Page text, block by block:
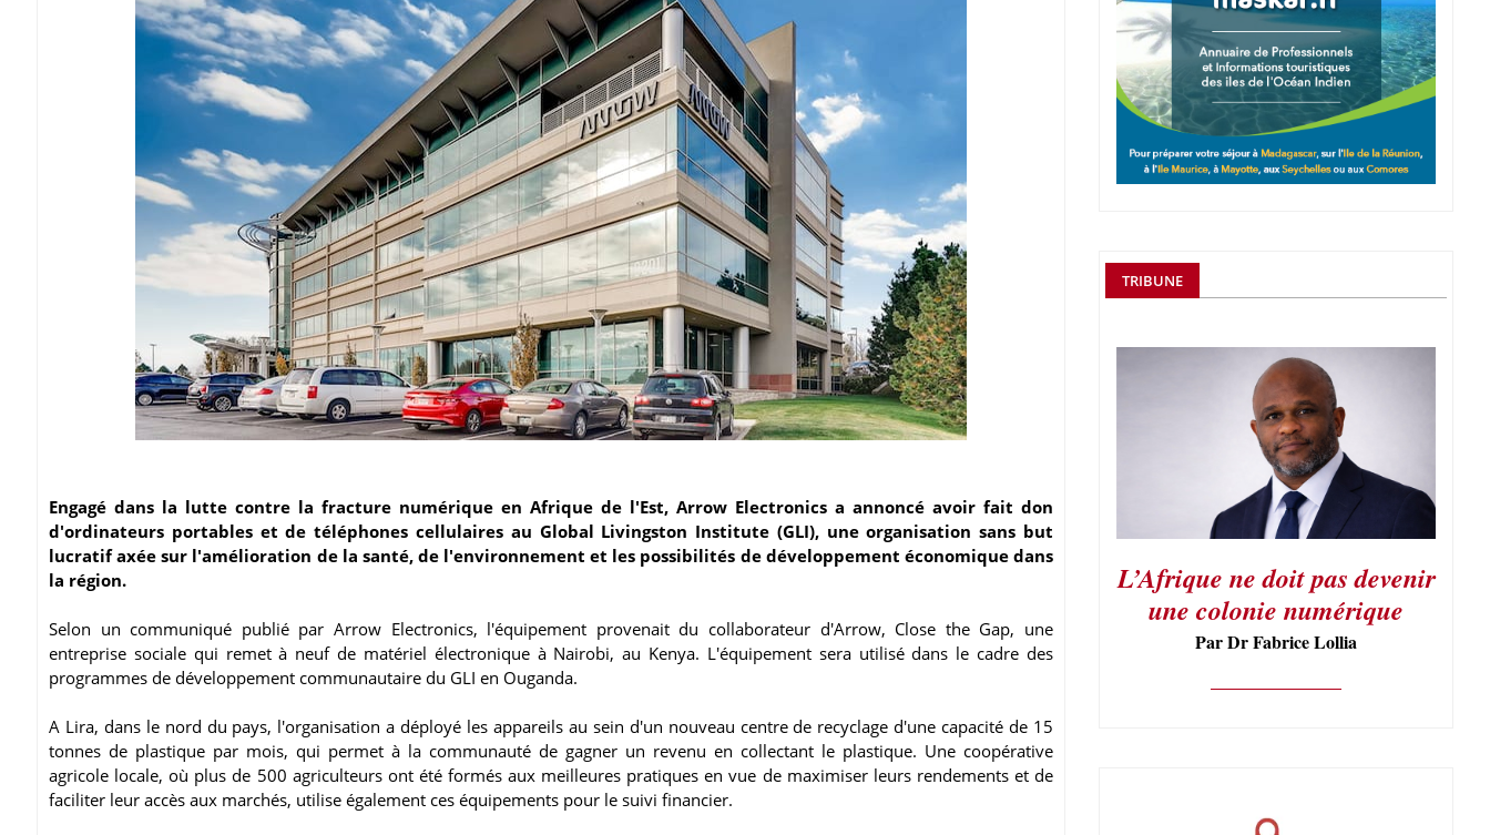
Engagé dans la lutte contre la fracture numérique en Afrique de l'Est, Arrow Electronics a annoncé avoir fait don
d'ordinateurs portables et de téléphones cellulaires au Global Livingston Institute (GLI), une organisation sans but
lucratif axée sur l'amélioration de la santé, de l'environnement et les possibilités de développement économique dans
la région.
Selon un communiqué publié par Arrow Electronics, l'équipement provenait du collaborateur d'Arrow, Close the Gap, une
entreprise sociale qui remet à neuf de matériel électronique à Nairobi, au Kenya. L'équipement sera utilisé dans le cadre des
programmes de développement communautaire du GLI en Ouganda.
A Lira, dans le nord du pays, l'organisation a déployé les appareils au sein d'un nouveau centre de recyclage d'une capacité de 15
tonnes de plastique par mois, qui permet à la communauté de gagner un revenu en collectant le plastique. Une coopérative
agricole locale, où plus de 500 agriculteurs ont été formés aux meilleures pratiques en vue de maximiser leurs rendements et de
faciliter leur accès aux marchés, utilise également ces équipements pour le suivi financier.
TRIBUNE
L’Afrique ne doit pas devenir
une colonie numérique
Par Dr Fabrice Lollia